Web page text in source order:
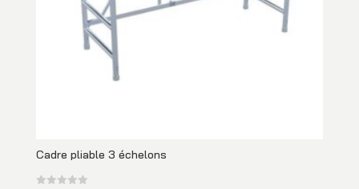
Cadre pliable 3 échelons